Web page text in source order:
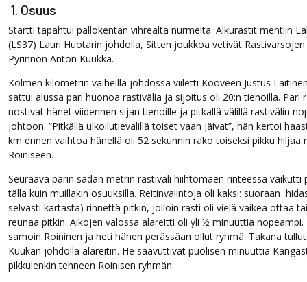
1. Osuus
Startti tapahtui pallokentän vihreältä nurmelta. Alkurastit mentiin
(LS37) Lauri Huotarin johdolla, Sitten joukkoa vetivät
Pyrinnön Anton Kuukka.
Kolmen kilometrin vaiheilla johdossa viiletti Kooveen Justus
sattui alussa pari huonoa rastiväliä ja sijoitus oli 20:n tienoilla. Pari
nostivat hänet viidennen sijan tienoille ja pitkällä välillä rastivälin
johtoon. ”Pitkällä ulkoilutievälillä toiset vaan jäivät”, hän kertoi
km ennen vaihtoa hänellä oli 52 sekunnin rako toiseksi pikku hiljaa
Roiniseen.
Seuraava parin sadan metrin rastiväli hiihtomäen rinteessä vaikutti
tällä kuin muillakin osuuksilla. Reitinvalintoja oli kaksi: suoraan
selvästi kartasta) rinnettä pitkin, jolloin rasti oli vielä vaikea ottaa
reunaa pitkin. Aikojen valossa alareitti oli yli ½ minuuttia nopeampi.
samoin Roininen ja heti hänen perässään ollut ryhmä. Takana
Kuukan johdolla alareitin. He saavuttivat puolisen minuuttia
pikkulenkin tehneen Roinisen ryhmän.